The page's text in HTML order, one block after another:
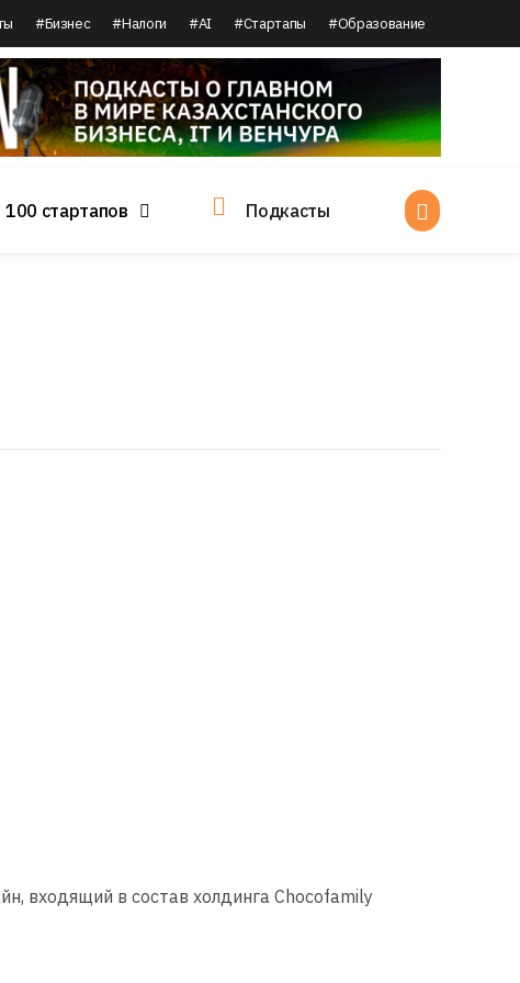
#Бизнес #Налоги #AI #Стартапы #Образование
100 стартапов Подкасты
входящий в состав холдинга Chocofamily